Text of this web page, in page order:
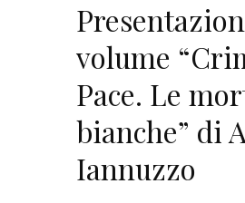
volume
Pace. Le
bianche” di
Iannuzzo